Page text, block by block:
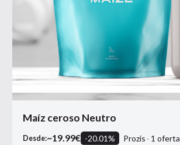
Maíz ceroso Neutro
Desde:~19.99€ -20.01% Prozis 1 oferta